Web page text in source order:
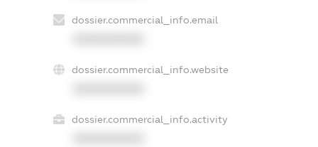
dossier.commercial_info.email
dossier.commercial_info.website
dossier.commercial_info.activity